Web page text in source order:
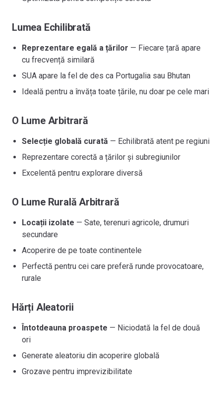
Lumea Echilibrată
Reprezentare egală a țărilor — Fiecare țară apare
cu frecvență similară
SUA apare la fel de des ca Portugalia sau Bhutan
Ideală pentru a învăța toate țările, nu doar pe cele mari
O Lume Arbitrară
Selecție globală curată — Echilibrată atent pe regiuni
Reprezentare corectă a țărilor și subregiunilor
Excelentă pentru explorare diversă
O Lume Rurală Arbitrară
Locații izolate — Sate, terenuri agricole, drumuri
secundare
Acoperire de pe toate continentele
Perfectă pentru cei care preferă runde provocatoare,
rurale
Hărți Aleatorii
Întotdeauna proaspete — Niciodată la fel de două
ori
Generate aleatoriu din acoperire globală
Grozave pentru imprevizibilitate